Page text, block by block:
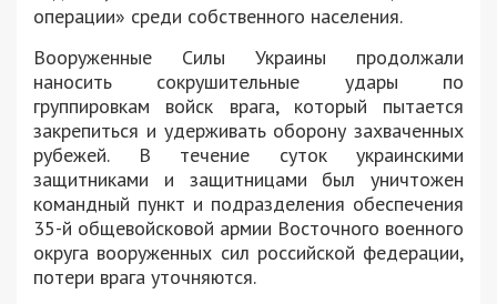
операции» среди собственного населения.
Вооруженные Силы Украины продолжали
наносить сокрушительные удары по
группировкам войск врага, который пытается
закрепиться и удерживать оборону захваченных
рубежей. В течение суток украинскими
защитниками и защитницами был уничтожен
командный пункт и подразделения обеспечения
35-й общевойсковой армии Восточного военного
округа вооруженных сил российской федерации,
потери врага уточняются.